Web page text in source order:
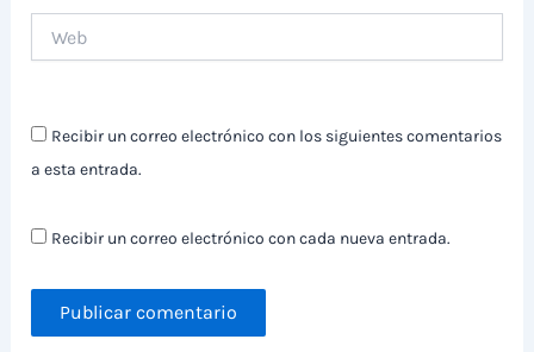
Recibir un correo electrónico con los siguientes comentarios
a esta entrada.
Recibir un correo electrónico con cada nueva entrada.